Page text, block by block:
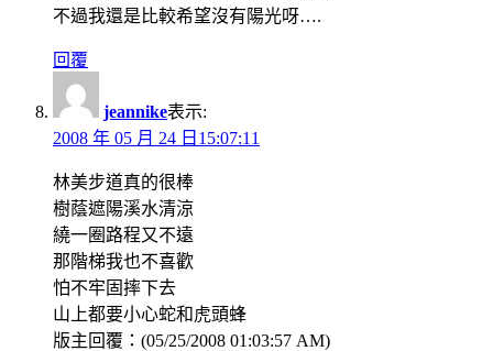
不過我還是比較希望沒有陽光呀….
回覆
jeannike表示:
2008 年 05 月 24 日15:07:11
林美步道真的很棒
樹蔭遮陽溪水清涼
繞一圈路程又不遠
那階梯我也不喜歡
怕不牢固摔下去
山上都要小心蛇和虎頭蜂
版主回覆：(05/25/2008 01:03:57 AM)